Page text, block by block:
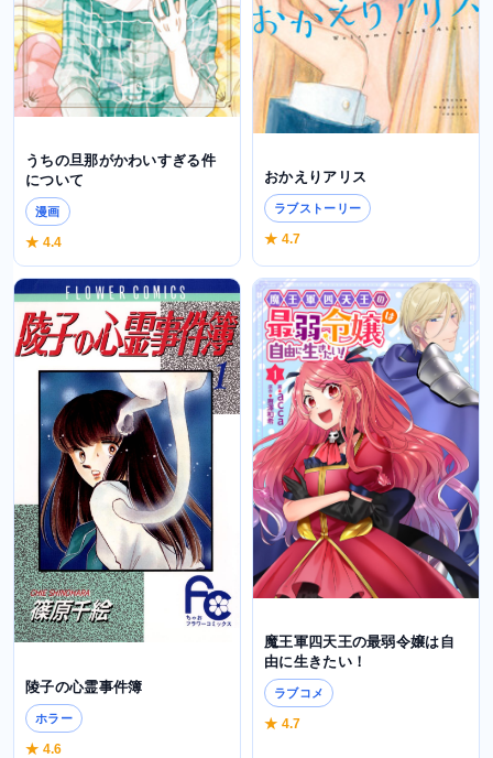
うちの旦那がかわいすぎる件
について
漫画
★ 4.4
おかえりアリス
ラブストーリー
★ 4.7
陵子の心霊事件簿
ホラー
★ 4.6
魔王軍四天王の最弱令嬢は自
由に生きたい！
ラブコメ
★ 4.7